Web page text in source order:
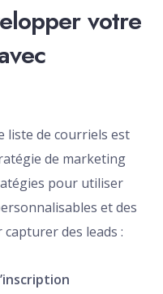
votre
liste de courriels est
de marketing
pour utiliser
et des
des leads :